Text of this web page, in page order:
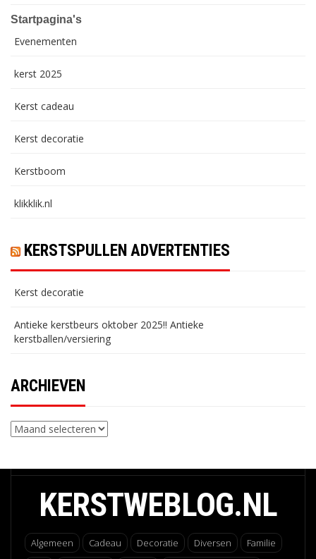
Startpagina's
Evenementen
kerst 2025
Kerst cadeau
Kerst decoratie
Kerstboom
klikklik.nl
KERSTSPULLEN ADVERTENTIES
Kerst decoratie
Antieke kerstbeurs oktober 2025!! Antieke
kerstballen/versiering
ARCHIEVEN
Archieven
KERSTWEBLOG.NL
Algemeen Cadeau Decoratie Diversen
Familie